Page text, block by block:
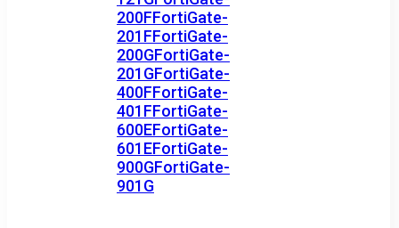
200FFortiGate-
201FFortiGate-
200GFortiGate-
201GFortiGate-
400FFortiGate-
401FFortiGate-
600EFortiGate-
601EFortiGate-
900GFortiGate-
901G